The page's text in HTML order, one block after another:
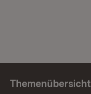
Themenübersicht